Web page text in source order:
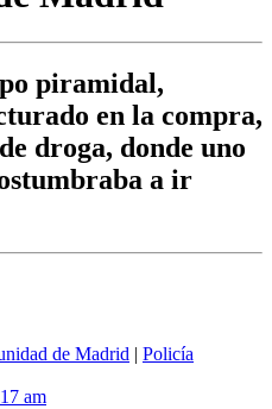
piramidal,
en la compra,
droga, donde uno
a ir
de Madrid | Policía
am